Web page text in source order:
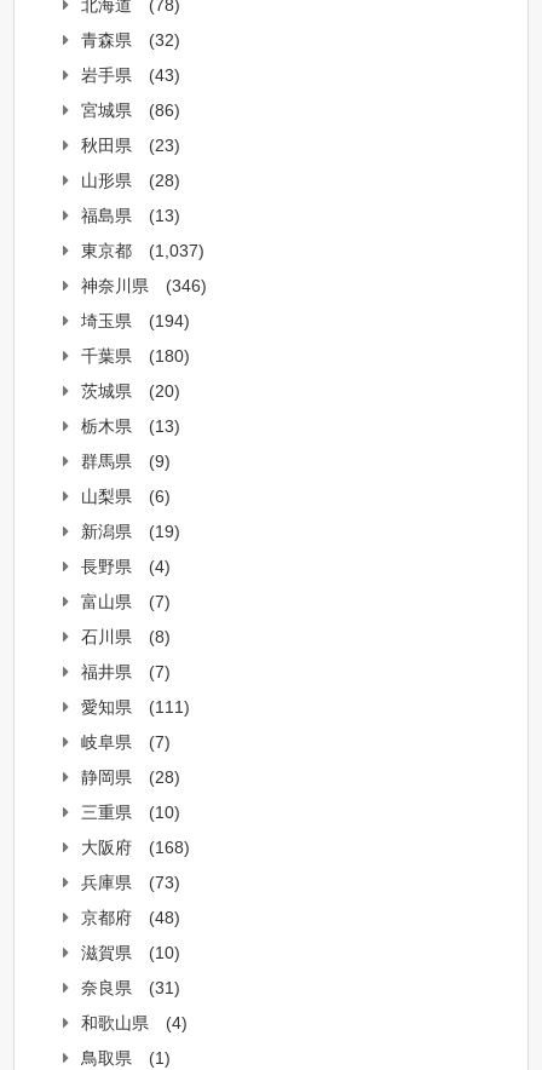
北海道
(78)
青森県
(32)
岩手県
(43)
宮城県
(86)
秋田県
(23)
山形県
(28)
福島県
(13)
東京都
(1,037)
神奈川県
(346)
埼玉県
(194)
千葉県
(180)
茨城県
(20)
栃木県
(13)
群馬県
(9)
山梨県
(6)
新潟県
(19)
長野県
(4)
富山県
(7)
石川県
(8)
福井県
(7)
愛知県
(111)
岐阜県
(7)
静岡県
(28)
三重県
(10)
大阪府
(168)
兵庫県
(73)
京都府
(48)
滋賀県
(10)
奈良県
(31)
和歌山県
(4)
鳥取県
(1)